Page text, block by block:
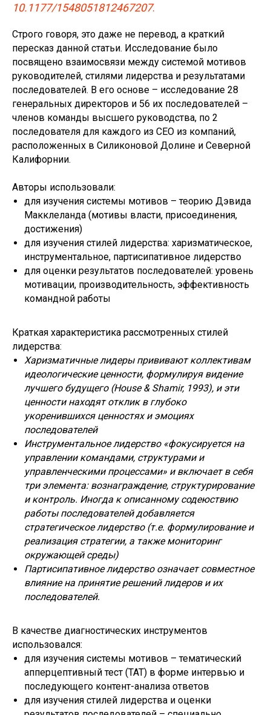
10.1177/1548051812467207.
Строго говоря, это даже не перевод, а краткий
пересказ данной статьи. Исследование было
посвящено взаимосвязи между системой мотивов
руководителей, стилями лидерства и результатами
последователей. В его основе – исследование 28
генеральных директоров и 56 их последователей –
членов команды высшего руководства, по 2
последователя для каждого из СЕО из компаний,
расположенных в Силиконовой Долине и Северной
Калифорнии.
Авторы использовали:
для изучения системы мотивов – теорию Дэвида
Макклеланда (мотивы власти, присоединения,
достижения)
для изучения стилей лидерства: харизматическое,
инструментальное, партисипативное лидерство
для оценки результатов последователей: уровень
мотивации, производительность, эффективность
командной работы
Краткая характеристика рассмотренных стилей
лидерства:
Харизматичные лидеры прививают коллективам
идеологические ценности, формулируя видение
лучшего будущего (House & Shamir, 1993), и эти
ценности находят отклик в глубоко
укоренившихся ценностях и эмоциях
последователей
Инструментальное лидерство «фокусируется на
управлении командами, структурами и
управленческими процессами» и включает в себя
три элемента: вознаграждение, структурирование
и контроль. Иногда к описанному содеюствию
работы последователей добавляется
стратегическое лидерство (т.е. формулирование и
реализация стратегии, а также мониторинг
окружающей среды)
Партисипативное лидерство означает совместное
влияние на принятие решений лидеров и их
последователей.
В качестве диагностических инструментов
использовался:
для изучения системы мотивов – тематический
апперцептивный тест (ТАТ) в форме интервью и
последующего контент-анализа ответов
для изучения стилей лидерства и оценки